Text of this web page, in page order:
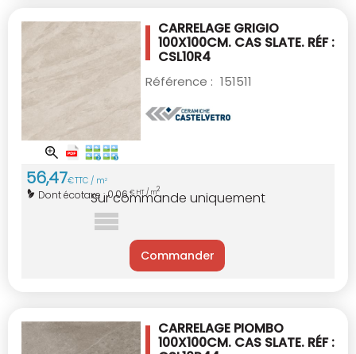
CARRELAGE GRIGIO
100X100CM. CAS SLATE. RÉF :
CSL10R4
Référence : 151511
56,47€TTC / m2
Dont écotaxe :0,06€ HT / m2
Sur commande uniquement
Commander
CARRELAGE PIOMBO
100X100CM. CAS SLATE. RÉF :